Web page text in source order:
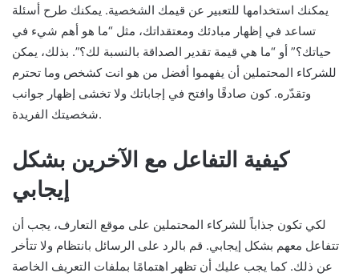
يمكنك استخدامها للتعبير عن قيمك الشخصية. يمكنك طرح أسئلة
تساعد في إظهار مبادئك ومعتقداتك، مثل “ما هو أهم شيء في
حياتك؟” أو “ما هي قيمة تقدير الصداقة بالنسبة لك؟”. بذلك، يمكن
للشركاء المحتملين أن يفهموا أفضل من هو انت كشخص وما تحترم
وتقدّره. كون صادقًا وافتح في إجاباتك ولا تخشى إظهار جوانب
شخصيتك الفريدة.
كيفية التفاعل مع الآخرين بشكل
إيجابي
لكي تكون جذاباً للشركاء المحتملين على موقع التعارف، يجب أن
تتفاعل معهم بشكل إيجابي. قم بالرد على الرسائل بانتظام ولا تتأخر
عن ذلك. كما يجب عليك أن تظهر اهتمامًا بملفات التعريف الخاصة